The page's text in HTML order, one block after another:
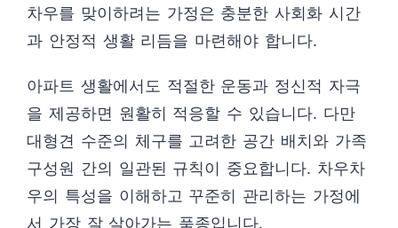
차우를 맞이하려는 가정은 충분한 사회화 시간
과 안정적 생활 리듬을 마련해야 합니다.
아파트 생활에서도 적절한 운동과 정신적 자극
을 제공하면 원활히 적응할 수 있습니다. 다만
대형견 수준의 체구를 고려한 공간 배치와 가족
구성원 간의 일관된 규칙이 중요합니다. 차우차
우의 특성을 이해하고 꾸준히 관리하는 가정에
서 가장 잘 살아가는 품종입니다.